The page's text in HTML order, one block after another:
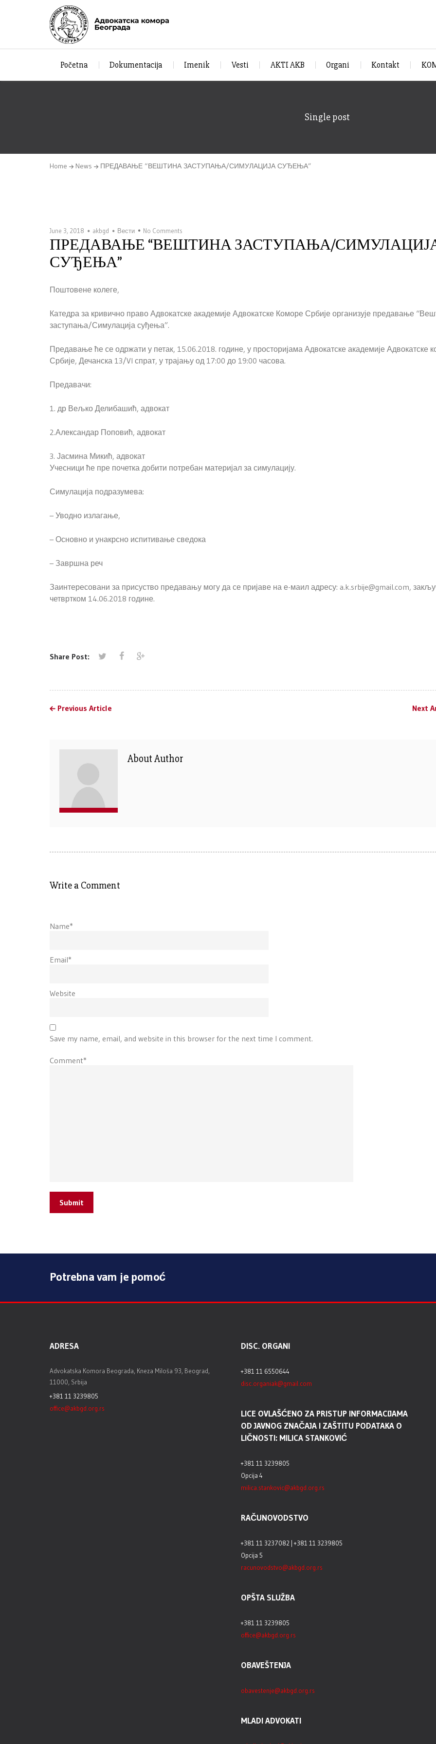
Početna Dokumentacija Imenik Vesti AKTI AKB Organi Kontakt
Single post
Home News ПРЕДАВАЊЕ “ВЕШТИНА ЗАСТУПАЊА/СИМУЛАЦИЈА СУЂЕЊА”
June 3, 2018 akbgd Вести No Comments
ПРЕДАВАЊЕ “ВЕШТИНА ЗАСТУПАЊА/
СУЂЕЊА”
Поштовене колеге,
Катедра за кривично право Адвокатске академије Адвокатске Коморе Србије организује предавање
заступања/Симулација суђења”.
Предавање ће се одржати у петак, 15.06.2018. године, у просторијама Адвокатске академије Адвокатске
Србије, Дечанска 13/VI спрат, у трајању од 17:00 до 19:00 часова.
Предавачи:
1. др Вељко Делибашић, адвокат
2.Александар Поповић, адвокат
3. Јасмина Микић, адвокат
Учесници ће пре почетка добити потребан материјал за симулацију.
Симулација подразумева:
– Уводно излагање,
– Основно и унакрсно испитивање сведока
– Завршна реч
Заинтересовани за присуство предавању могу да се пријаве на е-маил адресу: a.k.srbije@gmail.com,
четвртком 14.06.2018 године.
Share Post:
Previous Article Next
About Author
Write a Comment
Name*
Email*
Website
Save my name, email, and website in this browser for the next time I comment.
Comment*
Submit
Potrebna vam je pomoć
ADRESA
Advokatska Komora Beograda, Kneza Miloša 93, Beograd,
11000, Srbija
+381 11 3239805
office@akbgd.org.rs
DISC. ORGANI
+381 11 6550644
disc.organiak@gmail.com
LICE OVLAŠĆENO ZA PRISTUP INFORMACIJAMA
OD JAVNOG ZNAČAJA I ZAŠTITU PODATAKA O
LIČNOSTI: MILICA STANKOVIĆ
+381 11 3239805
Opcija 4
milica.stankovic@akbgd.org.rs
RAČUNOVODSTVO
+381 11 3237082 | +381 11 3239805
Opcija 5
racunovodstvo@akbgd.org.rs
OPŠTA SLUŽBA
+381 11 3239805
office@akbgd.org.rs
OBAVEŠTENJA
obavestenje@akbgd.org.rs
MLADI ADVOKATI